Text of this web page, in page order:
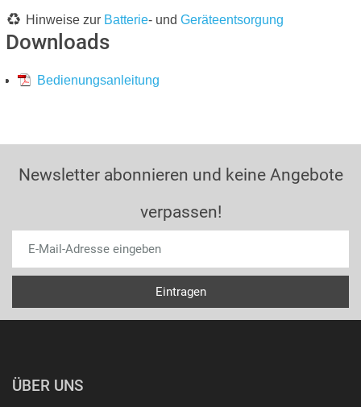
Hinweise zur Batterie- und Geräteentsorgung
Downloads
Bedienungsanleitung
Newsletter abonnieren und keine Angebote
verpassen!
ÜBER UNS